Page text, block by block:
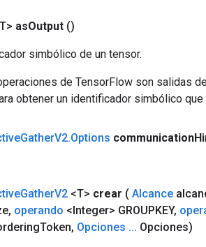
asOutput ()
simbólico de un tensor.
de TensorFlow son salidas
obtener un identificador simbólico
GatherV2.Options communication
GatherV2 <T> crear ( Alcance
, operando <Integer> GROUPKEY,
Token, Opciones ... Opciones)